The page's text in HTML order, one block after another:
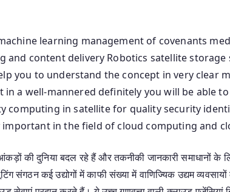
learning management of covenants
and content delivery Robotics satellite
you to understand the concept in very clear
a well-mannered definitely you will be able
computing in satellite for quality security
in the field of cloud computing and
की दुनिया बदल रहे हैं और तकनीकी जानकारी समाधानों के
संगठन कई उद्योगों में काफी संख्या में वाणिज्यिक उद्यम